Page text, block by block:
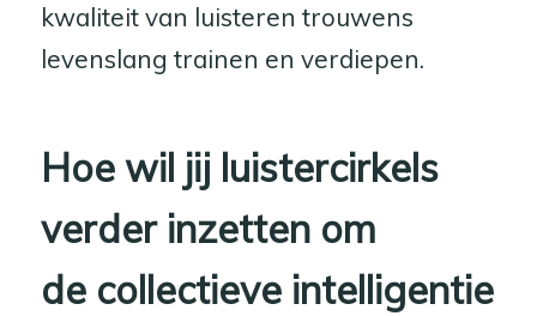
kwaliteit van luisteren trouwens
levenslang trainen en verdiepen.
Hoe wil jij luistercirkels
verder inzetten om
de collectieve intelligentie